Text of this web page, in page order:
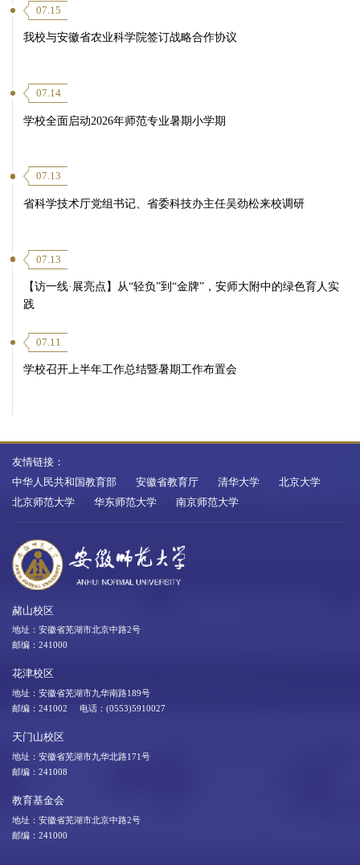
07.15
我校与安徽省农业科学院签订战略合作协议
07.14
学校全面启动2026年师范专业暑期小学期
07.13
省科学技术厅党组书记、省委科技办主任吴劲松来校调研
07.13
【访一线·展亮点】从“轻负”到“金牌”，安师大附中的绿色育人实
践
07.11
学校召开上半年工作总结暨暑期工作布置会
友情链接：
中华人民共和国教育部
安徽省教育厅 清华大学
北京大学
北京师范大学
华东师范大学 南京师范大学
赭山校区
地址：安徽省芜湖市北京中路2号
邮编：241000
花津校区
地址：安徽省芜湖市九华南路189号
邮编：241002 电话：(0553)5910027
天门山校区
地址：安徽省芜湖市九华北路171号
邮编：241008
教育基金会
地址：安徽省芜湖市北京中路2号
邮编：241000